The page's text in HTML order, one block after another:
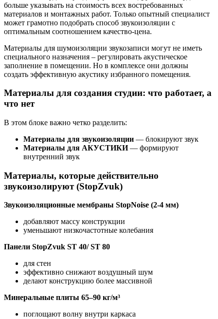
больше указывать на стоимость всех востребованных
материалов и монтажных работ. Только опытный специалист
может грамотно подобрать способ звукоизоляции с
оптимальным соотношением качество-цена.
Материалы для шумоизоляции звукозаписи могут не иметь
специального назначения – регулировать акустическое
заполнение в помещении. Но в комплексе они должны
создать эффективную акустику избранного помещения.
Материалы для создания студии: что работает, а
что нет
В этом блоке важно четко разделить:
Материалы для звукоизоляции — блокируют звук
Материалы для АКУСТИКИ— формируют
внутренний звук
Материалы, которые действительно
звукоизолируют (StopZvuk)
Звукоизоляционные мембраны StopNoise (2-4 мм)
добавляют массу конструкции
уменьшают низкочастотные колебания
Панели StopZvuk ST 40/ST 80
для стен
эффективно снижают воздушный шум
делают конструкцию более массивной
Минеральные плиты 65–90 кг/м³
поглощают волну внутри каркаса